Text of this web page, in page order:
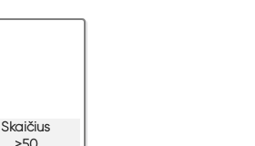
Skaičius